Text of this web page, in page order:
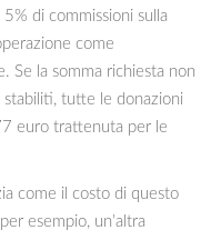
di commissioni sulla
come
Se la somma richiesta non
tutte le donazioni
euro trattenuta per le
come il costo di questo
esempio, un’altra